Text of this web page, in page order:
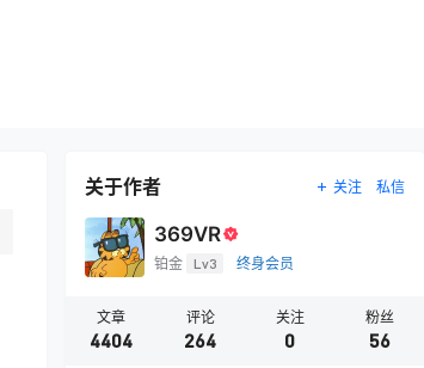
关于作者 关注 私信
369VR
铂金 Lv3 终身会员
文章
4404
评论
264
关注
0
粉丝
56